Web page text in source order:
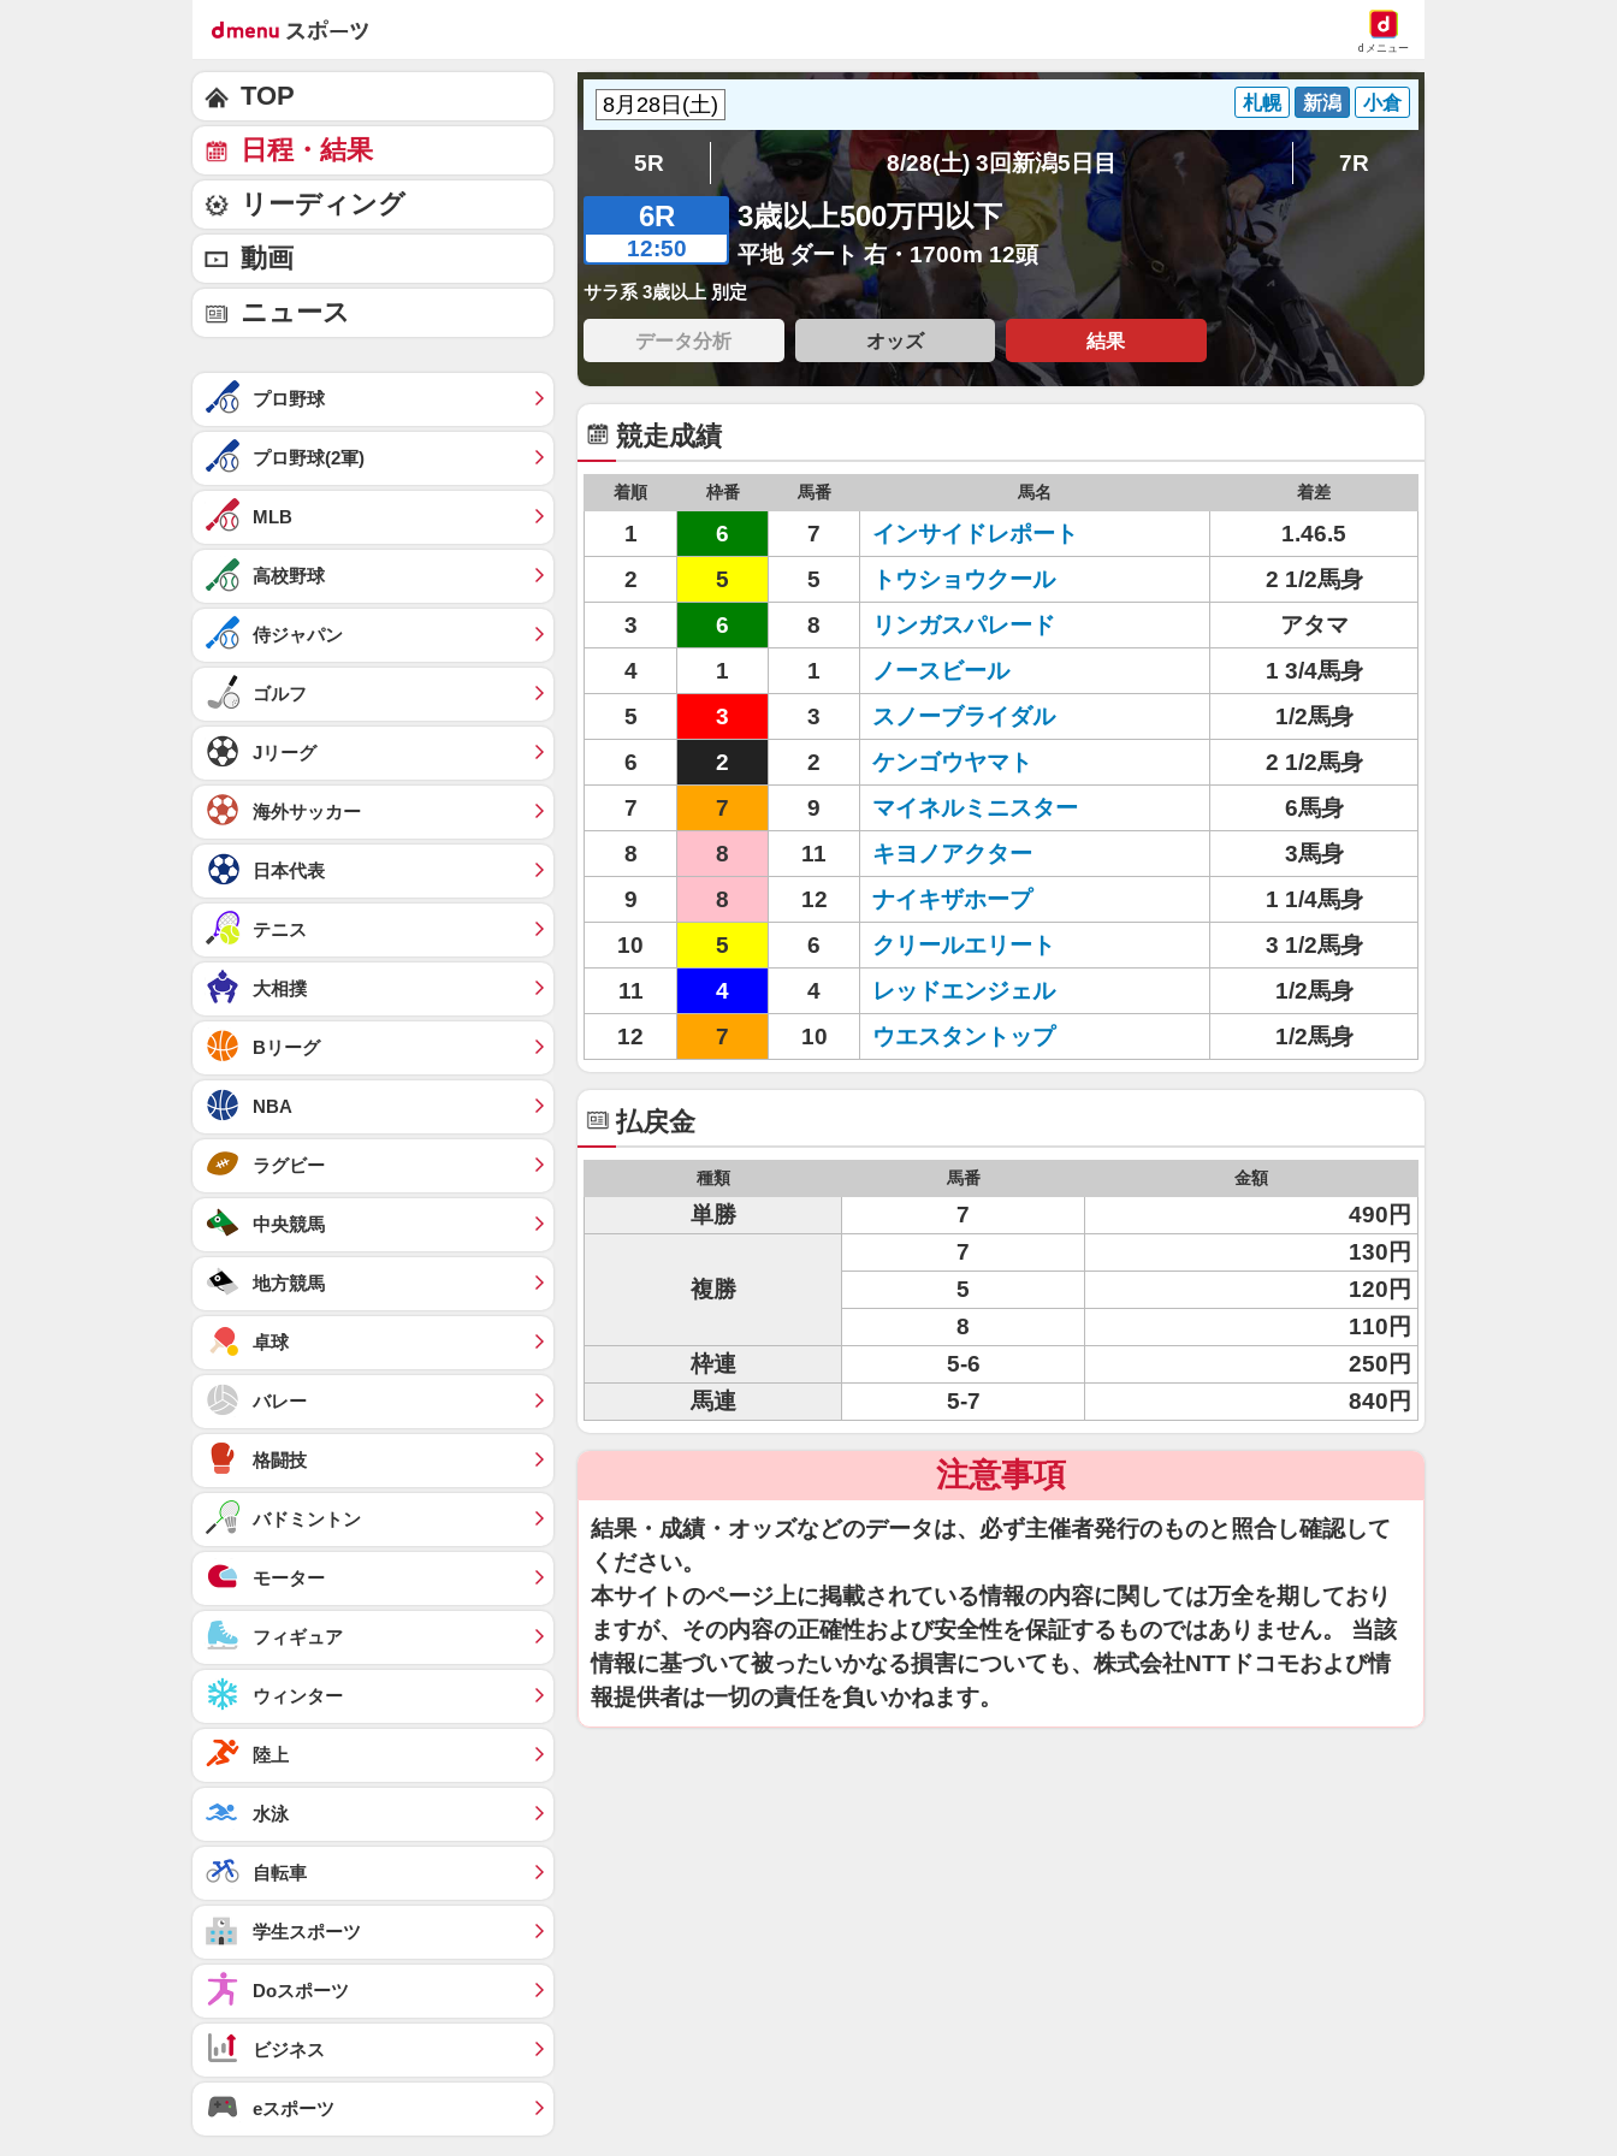
dメニュー
札幌 新潟 小倉
5R 8/28(土) 3回新潟5日目 7R
6R
12:50
3歳以上500万円以下
平地 ダート 右・1700m 12頭
サラ系 3歳以上 別定
データ分析 オッズ 結果
競走成績
着順 枠番 馬番 馬名 着差
1 6 7 インサイドレポート
1.46.5
2
5 5 トウショウクール
2 1/2馬身
3
6 8 リンガスパレード
アタマ
4
1 1 ノースビール
1 3/4馬身
5
3 3 スノーブライダル
1/2馬身
6
2 2 ケンゴウヤマト
2 1/2馬身
7
7 9 マイネルミニスター
6馬身
8
8 11 キヨノアクター
3馬身
9
8 12 ナイキザホープ
1 1/4馬身
10
5 6 クリールエリート
3 1/2馬身
11
4 4 レッドエンジェル
1/2馬身
12
7 10 ウエスタントップ 1/2馬身
払戻金
種類 馬番 金額
単勝 7 490円
複勝
7
130円
5
120円
8
110円
枠連
5-6
250円
馬連
5-7 840円
注意事項
結果・成績・オッズなどのデータは、必ず主催者発行のものと照合し確認して
ください。
本サイトのページ上に掲載されている情報の内容に関しては万全を期しており
ますが、その内容の正確性および安全性を保証するものではありません。 当該
情報に基づいて被ったいかなる損害についても、株式会社NTTドコモおよび情
報提供者は一切の責任を負いかねます。
TOP
日程・結果
リーディング
動画
ニュース
プロ野球
プロ野球(2軍)
MLB
高校野球
侍ジャパン
ゴルフ
Jリーグ
海外サッカー
日本代表
テニス
大相撲
Bリーグ
NBA
ラグビー
中央競馬
地方競馬
卓球
バレー
格闘技
バドミントン
モーター
フィギュア
ウィンター
陸上
水泳
自転車
学生スポーツ
Doスポーツ
ビジネス
eスポーツ